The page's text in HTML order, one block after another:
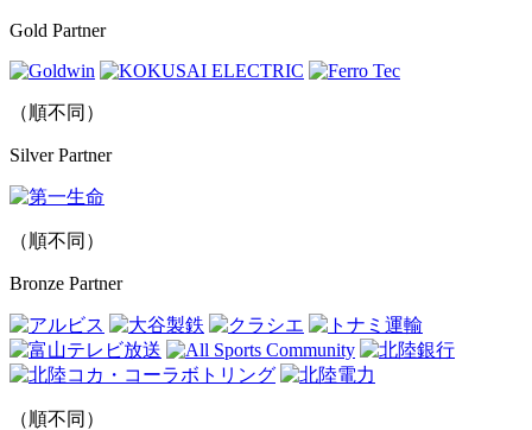
Gold Partner
（順不同）
Silver Partner
（順不同）
Bronze Partner
（順不同）